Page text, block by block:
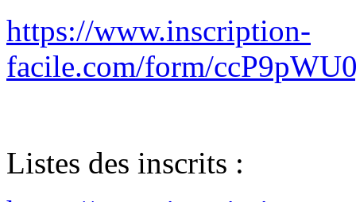
https://www.inscription-
facile.com/form/
Listes des inscrits :